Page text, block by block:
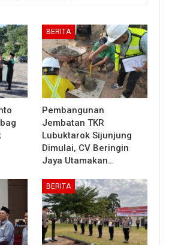
BERITA
Pembangunan
Jembatan TKR
Lubuktarok Sijunjung
Dimulai, CV Beringin
Jaya Utamakan…
BERITA